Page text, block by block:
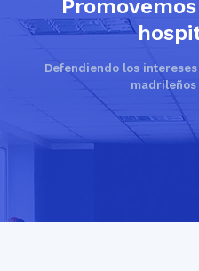
Defendiendo los
madrileños